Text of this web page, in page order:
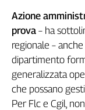
Collettiva
La
settimana
Collettiva
Girasoli
Azione
prova – ha
regionale –
dipartimento
generalizzata
che possano
Per Flc e Cgil,